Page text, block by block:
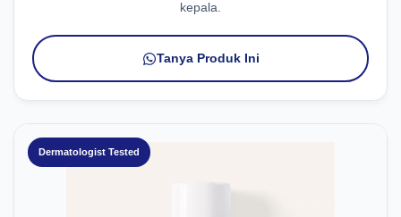
kepala.
Tanya Produk Ini
Dermatologist Tested